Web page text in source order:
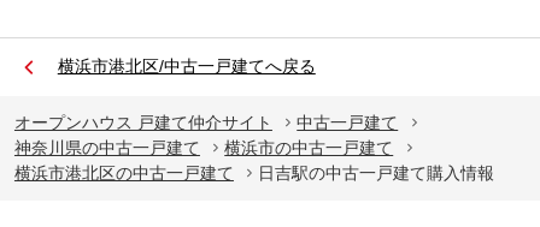
横浜市港北区/中古一戸建てへ戻る
オープンハウス 戸建て仲介サイト
中古一戸建て
神奈川県の中古一戸建て
横浜市の中古一戸建て
横浜市港北区の中古一戸建て
日吉駅の中古一戸建て購入情報